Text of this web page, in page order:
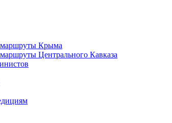
Крыма
Центрального Кавказа